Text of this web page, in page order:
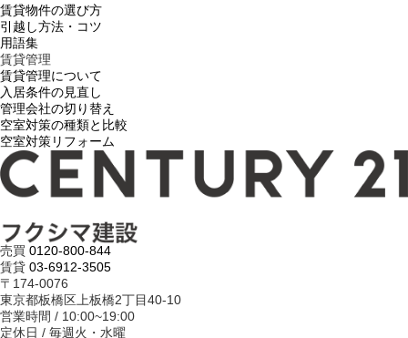
賃貸物件の選び方
引越し方法・コツ
用語集
賃貸管理
賃貸管理について
入居条件の見直し
管理会社の切り替え
空室対策の種類と比較
空室対策リフォーム
売買 0120-800-844
賃貸 03-6912-3505
〒174-0076
東京都板橋区上板橋2丁目40-10
営業時間 / 10:00~19:00
定休日 / 毎週火・水曜